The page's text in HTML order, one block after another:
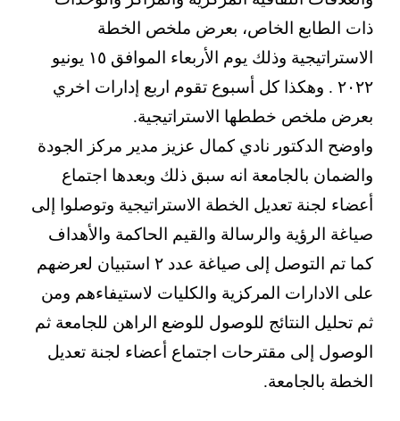
ذات الطابع الخاص، بعرض ملخص الخطة
الاستراتيجية وذلك يوم الأربعاء الموافق ١٥ يونيو
٢٠٢٢ . وهكذا كل أسبوع تقوم اربع إدارات اخري
بعرض ملخص خططها الاستراتيجية.
واوضح الدكتور نادي كمال عزيز مدير مركز الجودة
والضمان بالجامعة انه سبق ذلك وبعدها اجتماع
أعضاء لجنة تعديل الخطة الاستراتيجية وتوصلوا إلى
صياغة الرؤية والرسالة والقيم الحاكمة والأهداف
كما تم التوصل إلى صياغة عدد ٢ استبيان لعرضهم
على الادارات المركزية والكليات لاستيفاءهم ومن
ثم تحليل النتائج للوصول للوضع الراهن للجامعة ثم
الوصول إلى مقترحات اجتماع أعضاء لجنة تعديل
الخطة بالجامعة.